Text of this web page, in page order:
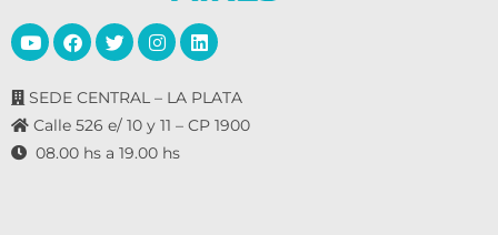
SEDE CENTRAL – LA PLATA
Calle 526 e/ 10 y 11 – CP 1900
08.00 hs a 19.00 hs